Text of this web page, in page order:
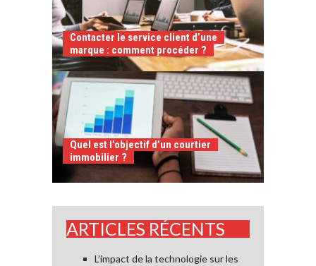
Contacter le service client d’une
marque : comment procéder ?
Quel est l’objectif d’un courtier
immobilier ?
ARTICLES RÉCENTS
L’impact de la technologie sur les